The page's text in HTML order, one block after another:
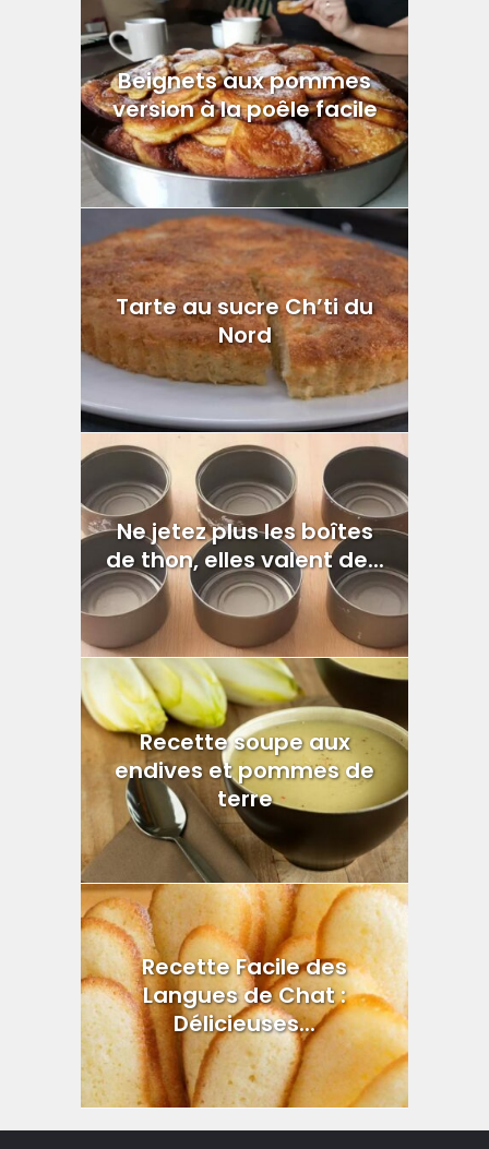
Beignets aux pommes
version à la poêle facile
Tarte au sucre Ch’ti du
Nord
Ne jetez plus les boîtes
de thon, elles valent de...
Recette soupe aux
endives et pommes de
terre
Recette Facile des
Langues de Chat :
Délicieuses...